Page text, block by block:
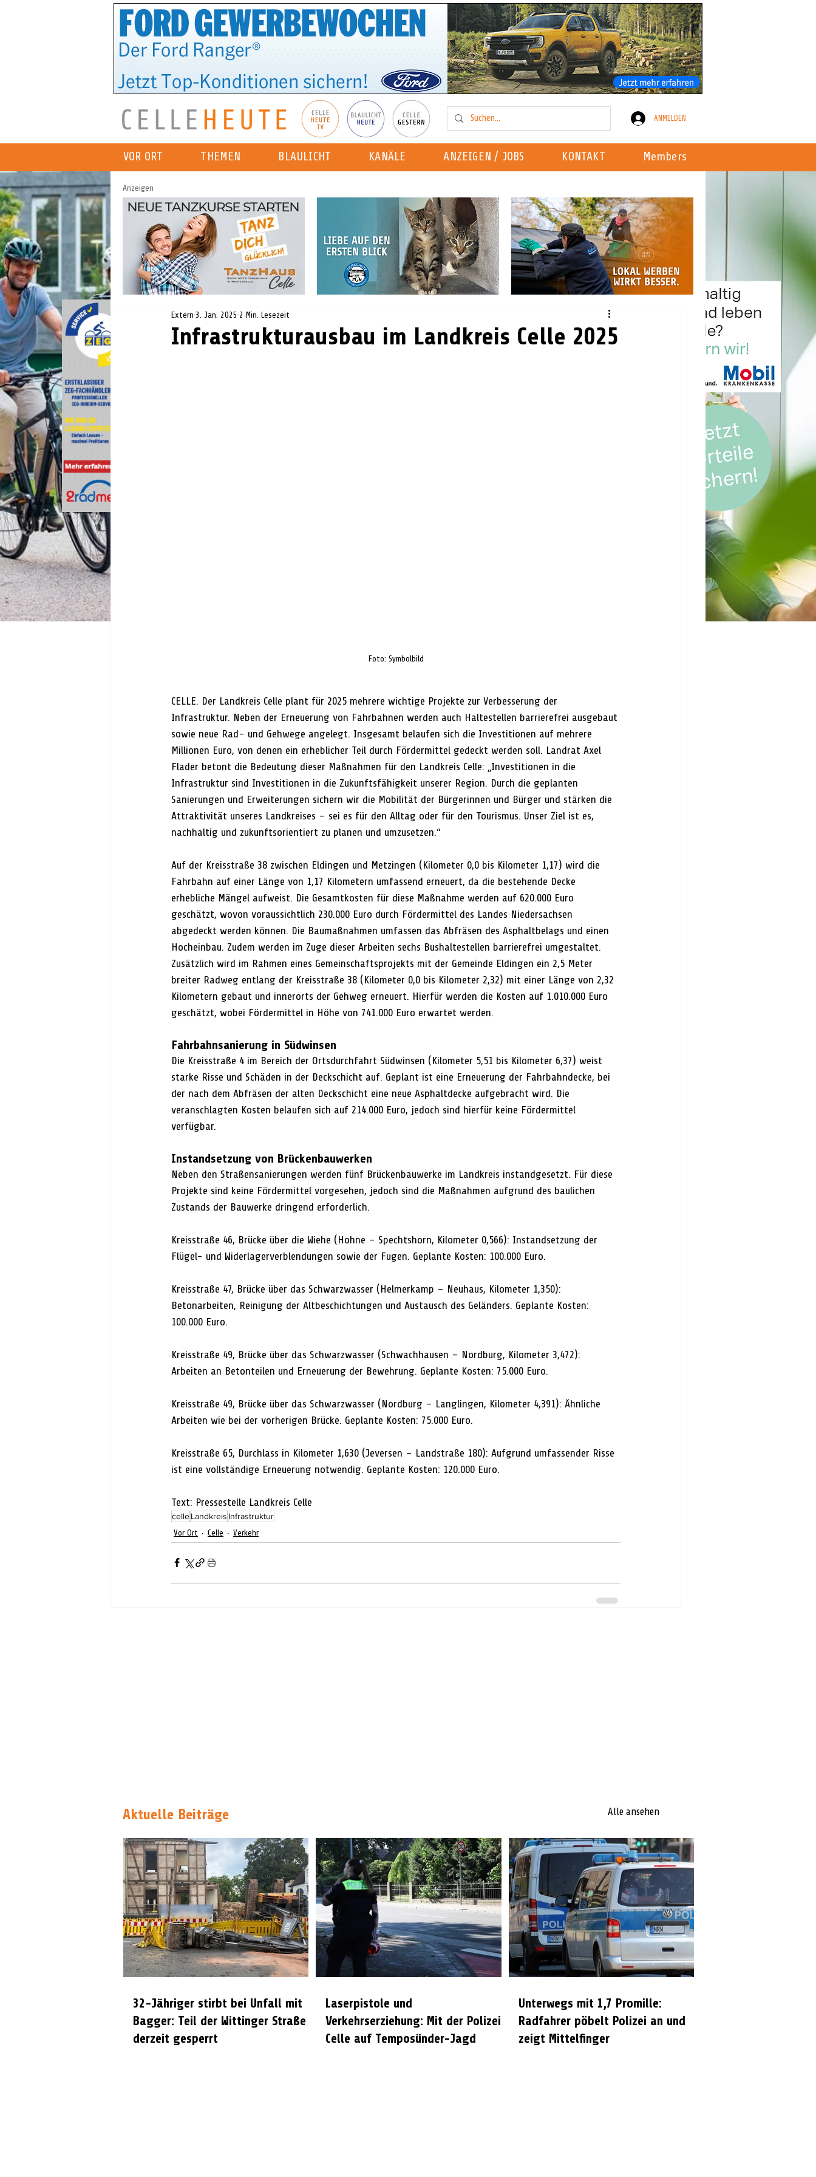
ANMELDEN
VOR ORT THEMEN BLAULICHT KANÄLE ANZEIGEN / JOBS KONTAKT Members
Anzeigen
Infrastrukturausbau im Landkreis Celle 2025
Extern 3. Jan. 2025 2 Min. Lesezeit
Foto: Symbolbild
CELLE. Der Landkreis Celle plant für 2025 mehrere wichtige Projekte zur Verbesserung der
Infrastruktur. Neben der Erneuerung von Fahrbahnen werden auch Haltestellen barrierefrei ausgebaut
sowie neue Rad- und Gehwege angelegt. Insgesamt belaufen sich die Investitionen auf mehrere
Millionen Euro, von denen ein erheblicher Teil durch Fördermittel gedeckt werden soll. Landrat Axel
Flader betont die Bedeutung dieser Maßnahmen für den Landkreis Celle: „Investitionen in die
Infrastruktur sind Investitionen in die Zukunftsfähigkeit unserer Region. Durch die geplanten
Sanierungen und Erweiterungen sichern wir die Mobilität der Bürgerinnen und Bürger und stärken die
Attraktivität unseres Landkreises – sei es für den Alltag oder für den Tourismus. Unser Ziel ist es,
nachhaltig und zukunftsorientiert zu planen und umzusetzen.“
Auf der Kreisstraße 38 zwischen Eldingen und Metzingen (Kilometer 0,0 bis Kilometer 1,17) wird die
Fahrbahn auf einer Länge von 1,17 Kilometern umfassend erneuert, da die bestehende Decke
erhebliche Mängel aufweist. Die Gesamtkosten für diese Maßnahme werden auf 620.000 Euro
geschätzt, wovon voraussichtlich 230.000 Euro durch Fördermittel des Landes Niedersachsen
abgedeckt werden können. Die Baumaßnahmen umfassen das Abfräsen des Asphaltbelags und einen
Hocheinbau. Zudem werden im Zuge dieser Arbeiten sechs Bushaltestellen barrierefrei umgestaltet.
Zusätzlich wird im Rahmen eines Gemeinschaftsprojekts mit der Gemeinde Eldingen ein 2,5 Meter
breiter Radweg entlang der Kreisstraße 38 (Kilometer 0,0 bis Kilometer 2,32) mit einer Länge von 2,32
Kilometern gebaut und innerorts der Gehweg erneuert. Hierfür werden die Kosten auf 1.010.000 Euro
geschätzt, wobei Fördermittel in Höhe von 741.000 Euro erwartet werden.
Fahrbahnsanierung in Südwinsen
Die Kreisstraße 4 im Bereich der Ortsdurchfahrt Südwinsen (Kilometer 5,51 bis Kilometer 6,37) weist
starke Risse und Schäden in der Deckschicht auf. Geplant ist eine Erneuerung der Fahrbahndecke, bei
der nach dem Abfräsen der alten Deckschicht eine neue Asphaltdecke aufgebracht wird. Die
veranschlagten Kosten belaufen sich auf 214.000 Euro, jedoch sind hierfür keine Fördermittel
verfügbar.
Instandsetzung von Brückenbauwerken
Neben den Straßensanierungen werden fünf Brückenbauwerke im Landkreis instandgesetzt. Für diese
Projekte sind keine Fördermittel vorgesehen, jedoch sind die Maßnahmen aufgrund des baulichen
Zustands der Bauwerke dringend erforderlich.
Kreisstraße 46, Brücke über die Wiehe (Hohne – Spechtshorn, Kilometer 0,566): Instandsetzung der
Flügel- und Widerlagerverblendungen sowie der Fugen. Geplante Kosten: 100.000 Euro.
Kreisstraße 47, Brücke über das Schwarzwasser (Helmerkamp – Neuhaus, Kilometer 1,350):
Betonarbeiten, Reinigung der Altbeschichtungen und Austausch des Geländers. Geplante Kosten:
100.000 Euro.
Kreisstraße 49, Brücke über das Schwarzwasser (Schwachhausen – Nordburg, Kilometer 3,472):
Arbeiten an Betonteilen und Erneuerung der Bewehrung. Geplante Kosten: 75.000 Euro.
Kreisstraße 49, Brücke über das Schwarzwasser (Nordburg – Langlingen, Kilometer 4,391): Ähnliche
Arbeiten wie bei der vorherigen Brücke. Geplante Kosten: 75.000 Euro.
Kreisstraße 65, Durchlass in Kilometer 1,630 (Jeversen – Landstraße 180): Aufgrund umfassender Risse
ist eine vollständige Erneuerung notwendig. Geplante Kosten: 120.000 Euro.
Text: Pressestelle Landkreis Celle
celleLandkreis Infrastruktur
Vor Ort Celle Verkehr
Aktuelle Beiträge Alle ansehen
32-Jähriger stirbt bei Unfall mit
Bagger: Teil der Wittinger Straße
derzeit gesperrt
Laserpistole und
Verkehrserziehung: Mit der Polizei
Celle auf Temposünder-Jagd
Unterwegs mit 1,7 Promille:
Radfahrer pöbelt Polizei an und
zeigt Mittelfinger